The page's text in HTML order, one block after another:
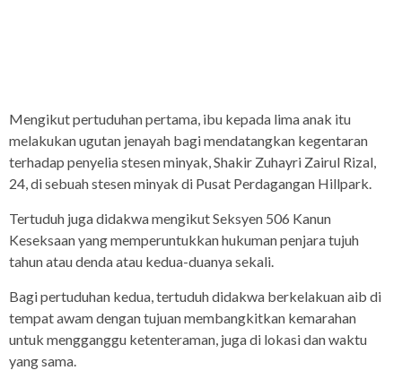
Mengikut pertuduhan pertama, ibu kepada lima anak itu
melakukan ugutan jenayah bagi mendatangkan kegentaran
terhadap penyelia stesen minyak, Shakir Zuhayri Zairul Rizal,
24, di sebuah stesen minyak di Pusat Perdagangan Hillpark.
Tertuduh juga didakwa mengikut Seksyen 506 Kanun
Keseksaan yang memperuntukkan hukuman penjara tujuh
tahun atau denda atau kedua-duanya sekali.
Bagi pertuduhan kedua, tertuduh didakwa berkelakuan aib di
tempat awam dengan tujuan membangkitkan kemarahan
untuk mengganggu ketenteraman, juga di lokasi dan waktu
yang sama.